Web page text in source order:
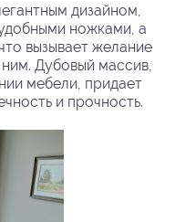
дизайном,
ножками, а
вызывает желание
Дубовый массив,
мебели, придает
и прочность.